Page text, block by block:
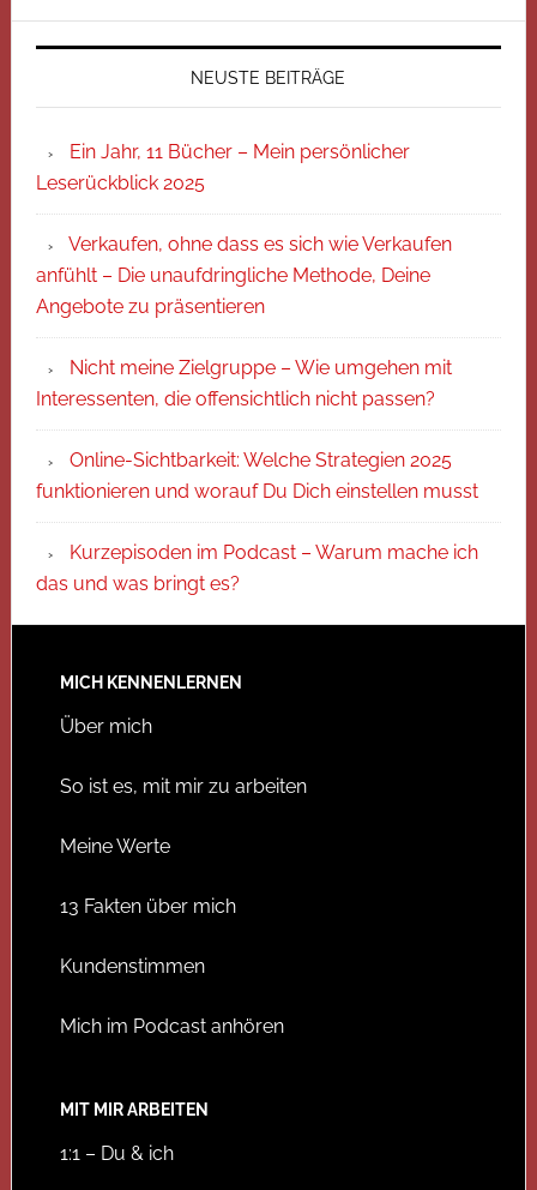
NEUSTE BEITRÄGE
Ein Jahr, 11 Bücher – Mein persönlicher
Leserückblick 2025
Verkaufen, ohne dass es sich wie Verkaufen
anfühlt – Die unaufdringliche Methode, Deine
Angebote zu präsentieren
Nicht meine Zielgruppe – Wie umgehen mit
Interessenten, die offensichtlich nicht passen?
Online-Sichtbarkeit: Welche Strategien 2025
funktionieren und worauf Du Dich einstellen musst
Kurzepisoden im Podcast – Warum mache ich
das und was bringt es?
MICH KENNENLERNEN
Über mich
So ist es, mit mir zu arbeiten
Meine Werte
13 Fakten über mich
Kundenstimmen
Mich im Podcast anhören
MIT MIR ARBEITEN
1:1 – Du & ich